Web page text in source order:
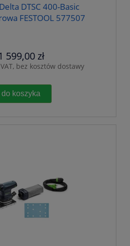
DTSC 400-Basic
FESTOOL 577507
599,00 zł
bez kosztów dostawy
do koszyka